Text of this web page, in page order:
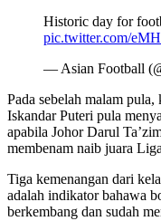
Historic day for
pic.twitter.com/
— Asian Football
Pada sebelah malam
Iskandar Puteri pula
apabila Johor Darul
membenam naib juara
Tiga kemenangan dari
adalah indikator bahawa
berkembang dan sudah